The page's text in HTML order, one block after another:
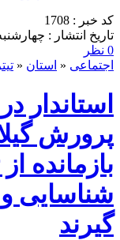
کد خبر : 1708
تاریخ انتشار : چهارشنبه 17 آبان 1402 -
0 نظر
اجتماعی « استان «
پرورش
بازمانده
شناسایی
گیرند